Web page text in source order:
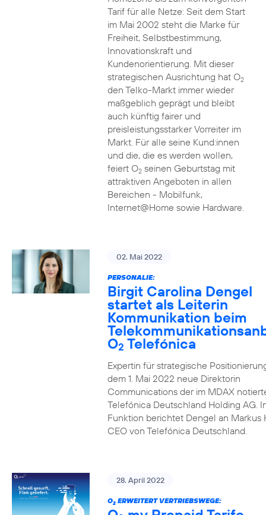
Tarif für alle Netze: Seit dem Start
im Mai 2002 steht die Marke für
Freiheit, Selbstbestimmung,
Innovationskraft und
Kundenorientierung. Mit dieser
strategischen Ausrichtung hat O2
den Telko-Markt immer wieder
maßgeblich geprägt und bleibt
auch künftig fairer und
preisleistungsstarker Vorreiter im
Markt. Für alle seine Kund:innen
und die, die es werden wollen,
feiert O2seinen Geburtstag mit
attraktiven Angeboten in allen
Bereichen - Mobilfunk,
Internet@Home sowie Hardware.
02. Mai 2022
PERSONALIE:
Birgit Carolina Dengel
startet als Leiterin
Kommunikation beim
O2 Telefónica
Expertin für strategische
dem 1. Mai 2022 neue Direktorin
Communications der im MDAX
Telefónica Deutschland Holding AG.
Funktion berichtet Dengel an Markus
CEO von Telefónica Deutschland.
28. April 2022
O2ERWEITERT VERTRIEBSWEGE: